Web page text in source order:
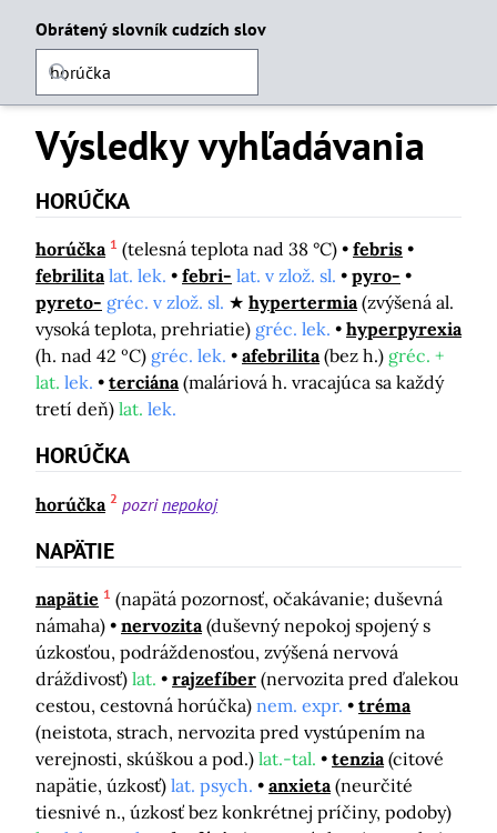
Obrátený slovník cudzích slov
Výsledky vyhľadávania
HORÚČKA
horúčka 1 (telesná teplota nad 38 °C)
febris
febrilita lat. lek. febri- lat. v zlož. sl.
pyro-
pyreto- gréc. v zlož. sl. hypertermia (zvýšená al.
vysoká teplota, prehriatie) gréc. lek.
hyperpyrexia
(h. nad 42 ºC) gréc. lek. afebrilita (bez h.) gréc. +
lat. lek. terciána (maláriová h. vracajúca sa každý
tretí deň) lat. lek.
HORÚČKA
horúčka 2 pozrinepokoj
NAPÄTIE
napätie 1 (napätá pozornosť, očakávanie; duševná
námaha)
nervozita (duševný nepokoj spojený s
úzkosťou, podráždenosťou, zvýšená nervová
dráždivosť) lat. rajzefíber (nervozita pred ďalekou
cestou, cestovná horúčka) nem. expr.
tréma
(neistota, strach, nervozita pred vystúpením na
verejnosti, skúškou a pod.) lat.-tal. tenzia (citové
napätie, úzkosť) lat. psych. anxieta (neurčité
tiesnivé n., úzkosť bez konkrétnej príčiny, podoby)